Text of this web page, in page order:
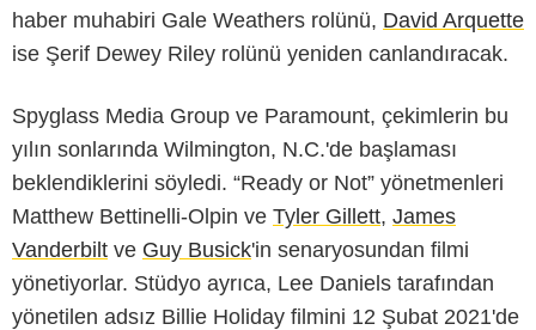
haber muhabiri Gale Weathers rolünü, David Arquette
ise Şerif Dewey Riley rolünü yeniden canlandıracak.
Spyglass Media Group ve Paramount, çekimlerin bu
yılın sonlarında Wilmington, N.C.'de başlaması
beklendiklerini söyledi. “Ready or Not” yönetmenleri
Matthew Bettinelli-Olpin ve Tyler Gillett, James
Vanderbilt ve Guy Busick'in senaryosundan filmi
yönetiyorlar. Stüdyo ayrıca, Lee Daniels tarafından
yönetilen adsız Billie Holiday filmini 12 Şubat 2021'de